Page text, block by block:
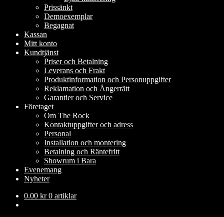
Prissänkt
Demoexemplar
Begagnat
Kassan
Mitt konto
Kundtjänst
Priser och Betalning
Leverans och Frakt
Produktinformation och Personuppgifter
Reklamation och Ångerrätt
Garantier och Service
Företaget
Om The Rock
Kontaktuppgifter och adress
Personal
Installation och montering
Betalning och Räntefritt
Showrum i Bara
Evenemang
Nyheter
0.00 kr 0 artiklar